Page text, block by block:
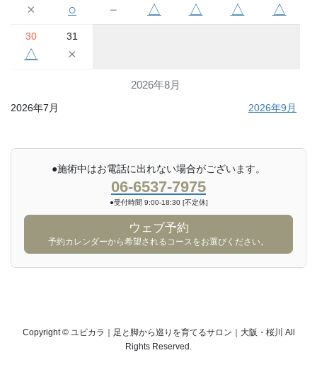
2026年8月
× ○ － △ △ △ △
30
△
31
×
2026年7月 2026年9月
●施術中はお電話に出れない場合がございます。
06-6537-7975
●受付時間 9:00-18:30 [不定休]
ウェブ予約
予約カレンダーから希望されるコースをお選びください。
Copyright © ユビカラ｜足と脚から巡りを育てるサロン｜大阪・桜川 All
Rights Reserved.